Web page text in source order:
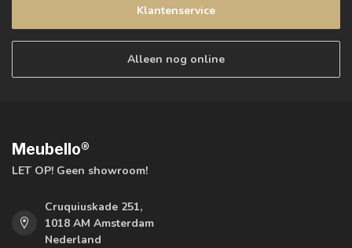
Klantenservice
Alleen nog online
Meubello®
LET OP! Geen showroom!
Cruquiuskade 251,
1018 AM Amsterdam
Nederland